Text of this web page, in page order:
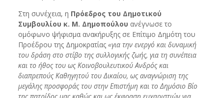
Στη συνέχεια, η Πρόεδρος του Δημοτικού
Συμβουλίου κ. Μ. Δημοπούλου ανέγνωσε το
ομόφωνο ψήφισμα ανακήρυξης σε Επίτιμο Δημότη του
Προέδρου της Δημοκρατίας «για την ενεργό και δυναμική
του δράση στο στίβο της συλλογικής ζωής, για τη συνέπεια
και το ήθος του ως Κοινοβουλευτικού Ανδρός και
διαπρεπούς Καθηγητού του Δικαίου, ως αναγνώριση της
μεγάλης προσφοράς του στην Επιστήμη και το Δημόσιο Βίο